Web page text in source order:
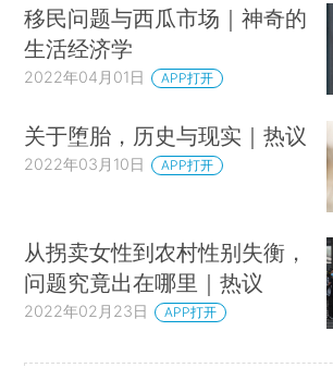
移民问题与西瓜市场｜神奇的
生活经济学
2022年04月01日 APP打开
关于堕胎，历史与现实｜热议
2022年03月10日 APP打开
从拐卖女性到农村性别失衡，
问题究竟出在哪里｜热议
2022年02月23日 APP打开